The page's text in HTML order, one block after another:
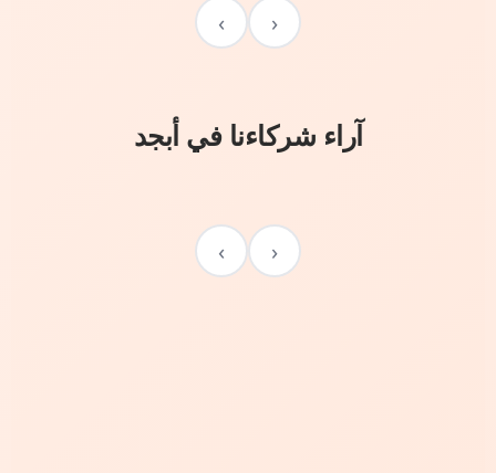
‹
›
آراء شركاءنا في أبجد
‹
›